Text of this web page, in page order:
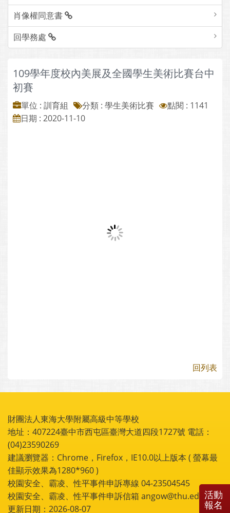
肖像權同意書
回學務處
109學年度校內美展及全國學生美術比賽台中
初賽
單位 : 訓育組 分類 : 學生美術比賽
點閱 : 1141
日期 : 2020-11-10
回列表
財團法人東海大學附屬高級中等學校
地址：407224臺中市西屯區臺灣大道四段1727號 電話：
(04)23590269
建議瀏覽器：Chrome，Firefox，IE10.0以上版本 ( 螢幕最
佳顯示效果為1280*960 )
校園安全、霸凌、性平事件申訴專線 04-23504545
校園安全、霸凌、性平事件申訴信箱 angow@thu.edu.tw
更新日期：2026-08-07
活動
報名